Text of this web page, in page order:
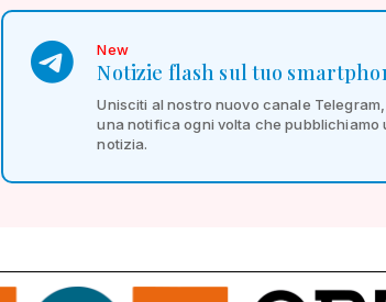
New
Notizie flash sul tuo
Unisciti al nostro nuovo canale
una notifica ogni volta che pubblichiamo
notizia.